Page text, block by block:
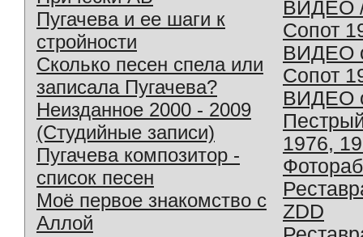
Пугачева и ее шаги к
стройности
Сколько песен спела или
записала Пугачева?
Неизданное 2000 - 2009
(Студийные записи)
Пугачева композитор -
список песен
Моё первое знакомство с
Аллой
ВИДЕО
Сопот
ВИДЕО
Сопот
ВИДЕО
1976,
ZDD